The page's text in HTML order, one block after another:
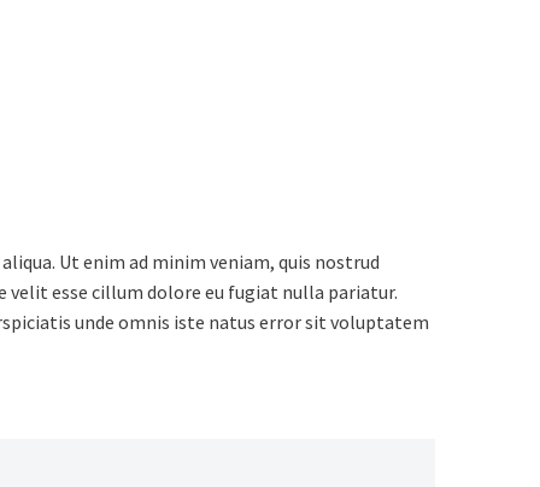
Ut enim ad minim veniam, quis nostrud
esse cillum dolore eu fugiat nulla pariatur.
unde omnis iste natus error sit voluptatem